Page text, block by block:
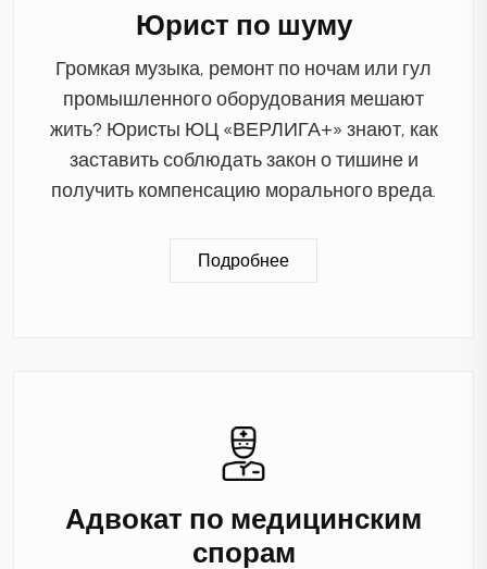
Юрист по шуму
Громкая музыка, ремонт по ночам или гул
промышленного оборудования мешают
жить? Юристы ЮЦ «ВЕРЛИГА+» знают, как
заставить соблюдать закон о тишине и
получить компенсацию морального вреда.
Подробнее
Адвокат по медицинским
спорам